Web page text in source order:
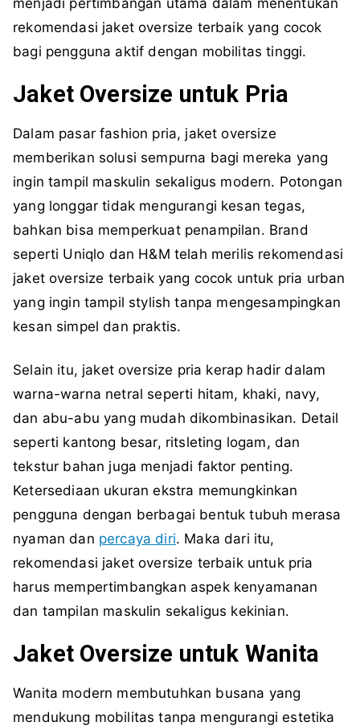
rekomendasi jaket oversize terbaik yang cocok
bagi pengguna aktif dengan mobilitas tinggi.
Jaket Oversize untuk Pria
Dalam pasar fashion pria, jaket oversize
memberikan solusi sempurna bagi mereka yang
ingin tampil maskulin sekaligus modern. Potongan
yang longgar tidak mengurangi kesan tegas,
bahkan bisa memperkuat penampilan. Brand
seperti Uniqlo dan H&M telah merilis rekomendasi
jaket oversize terbaik yang cocok untuk pria urban
yang ingin tampil stylish tanpa mengesampingkan
kesan simpel dan praktis.
Selain itu, jaket oversize pria kerap hadir dalam
warna-warna netral seperti hitam, khaki, navy,
dan abu-abu yang mudah dikombinasikan. Detail
seperti kantong besar, ritsleting logam, dan
tekstur bahan juga menjadi faktor penting.
Ketersediaan ukuran ekstra memungkinkan
pengguna dengan berbagai bentuk tubuh merasa
nyaman dan percaya diri. Maka dari itu,
rekomendasi jaket oversize terbaik untuk pria
harus mempertimbangkan aspek kenyamanan
dan tampilan maskulin sekaligus kekinian.
Jaket Oversize untuk Wanita
Wanita modern membutuhkan busana yang
mendukung mobilitas tanpa mengurangi estetika